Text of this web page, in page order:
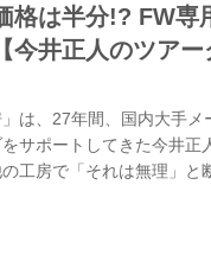
格は半分!? FW専
今井正人のツア
は、27年間、国内大手
サポートしてきた今井正
工房で「それは無理」と
飛ぶようにならないか。